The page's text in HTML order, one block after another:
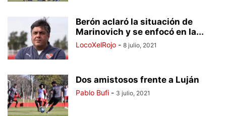
Berón aclaró la situación de
Marinovich y se enfocó en la...
LocoXelRojo - 8 julio, 2021
Dos amistosos frente a Luján
Pablo Bufi - 3 julio, 2021